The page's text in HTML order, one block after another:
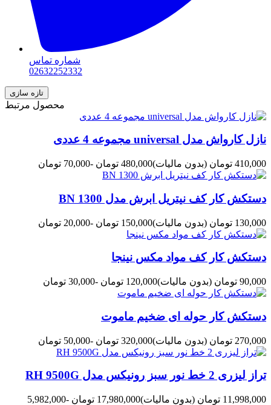
شماره تماس
02632252332
محصول مرتبط
نازل کارواش مدل universal مجموعه 4 عددی
410,000 تومان (بدون مالیات)480,000 تومان -70,000 تومان
دستکش کار کف نیتریل ابرش مدل BN 1300
130,000 تومان (بدون مالیات)150,000 تومان -20,000 تومان
دستکش کار کف مواد مکس نینجا
90,000 تومان (بدون مالیات)120,000 تومان -30,000 تومان
دستکش کار حوله ای ضخیم ماموت
270,000 تومان (بدون مالیات)320,000 تومان -50,000 تومان
تراز لیزری 2 خط نور سبز رونیکس مدل RH 9500G
11,998,000 تومان (بدون مالیات)17,980,000 تومان -5,982,000